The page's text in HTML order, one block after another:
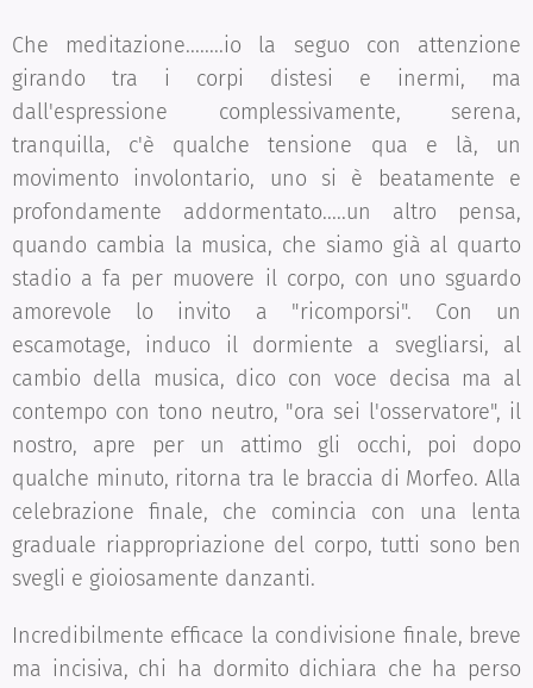
Che meditazione........io la seguo con attenzione
girando tra i corpi distesi e inermi, ma
dall'espressione complessivamente, serena,
tranquilla, c'è qualche tensione qua e là, un
movimento involontario, uno si è beatamente e
profondamente addormentato.....un altro pensa,
quando cambia la musica, che siamo già al quarto
stadio a fa per muovere il corpo, con uno sguardo
amorevole lo invito a "ricomporsi". Con un
escamotage, induco il dormiente a svegliarsi, al
cambio della musica, dico con voce decisa ma al
contempo con tono neutro, "ora sei l'osservatore", il
nostro, apre per un attimo gli occhi, poi dopo
qualche minuto, ritorna tra le braccia di Morfeo. Alla
celebrazione finale, che comincia con una lenta
graduale riappropriazione del corpo, tutti sono ben
svegli e gioiosamente danzanti.
Incredibilmente efficace la condivisione finale, breve
ma incisiva, chi ha dormito dichiara che ha perso